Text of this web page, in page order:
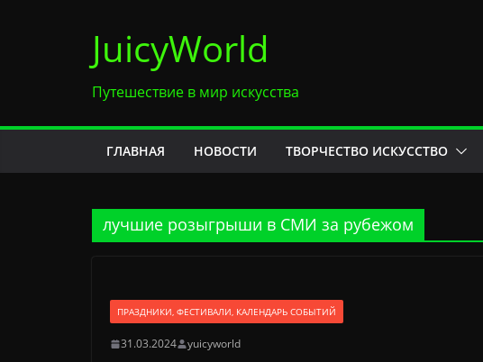
содержимомуJuicyWorld
Путешествие в мир искусства
ГЛАВНАЯ НОВОСТИ ТВОРЧЕСТВО ИСКУССТВО
лучшие розыгрыши в СМИ за рубежом
ПРАЗДНИКИ, ФЕСТИВАЛИ, КАЛЕНДАРЬ СОБЫТИЙ
31.03.2024 yuicyworld